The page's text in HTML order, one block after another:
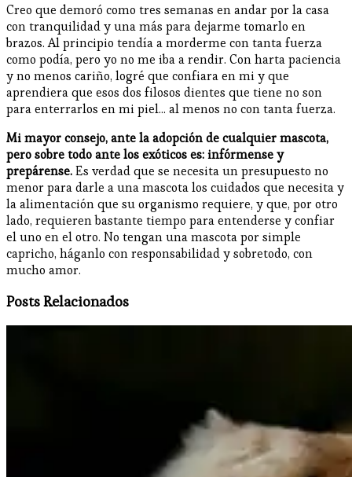
Creo que demoró como tres semanas en andar por la casa
con tranquilidad y una más para dejarme tomarlo en
brazos. Al principio tendía a morderme con tanta fuerza
como podía, pero yo no me iba a rendir. Con harta paciencia
y no menos cariño, logré que confiara en mi y que
aprendiera que esos dos filosos dientes que tiene no son
para enterrarlos en mi piel... al menos no con tanta fuerza.
Mi mayor consejo, ante la adopción de cualquier mascota,
pero sobre todo ante los exóticos es: infórmense y
prepárense.Es verdad que se necesita un presupuesto no
menor para darle a una mascota los cuidados que necesita y
la alimentación que su organismo requiere, y que, por otro
lado, requieren bastante tiempo para entenderse y confiar
el uno en el otro. No tengan una mascota por simple
capricho, háganlo con responsabilidad y sobretodo, con
mucho amor.
Posts Relacionados